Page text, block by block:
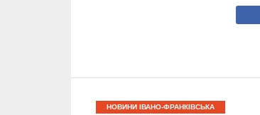
НОВИНИ ІВАНО-ФРАНКІВСЬКА